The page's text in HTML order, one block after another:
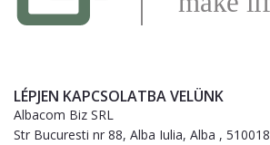
LÉPJEN KAPCSOLATBA VELÜNK
Albacom Biz SRL
Str Bucuresti nr 88, Alba Iulia, Alba , 510018